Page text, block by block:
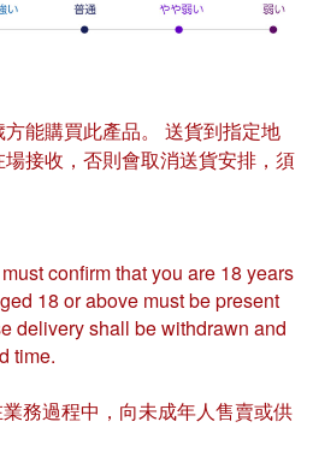
能購買此產品。 送貨到指定地
接收，否則會取消送貨安排，須
confirm that you are 18 years
18 or above must be present
delivery shall be withdrawn and
time.
業務過程中，向未成年人售賣或供